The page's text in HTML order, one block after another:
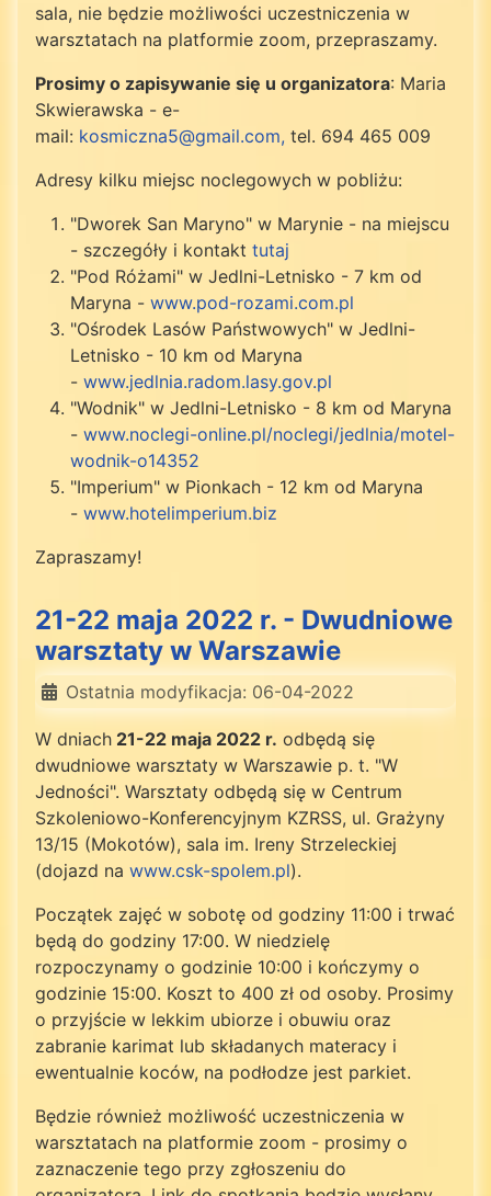
sala, nie będzie możliwości uczestniczenia w
warsztatach na platformie zoom, przepraszamy.
Prosimy o zapisywanie się u organizatora: Maria
Skwierawska - e-
mail: kosmiczna5@gmail.com, tel. 694 465 009
Adresy kilku miejsc noclegowych w pobliżu:
"Dworek San Maryno" w Marynie - na miejscu
- szczegóły i kontakt tutaj
"Pod Różami" w Jedlni-Letnisko - 7 km od
Maryna - www.pod-rozami.com.pl
"Ośrodek Lasów Państwowych" w Jedlni-
Letnisko - 10 km od Maryna
- www.jedlnia.radom.lasy.gov.pl
"Wodnik" w Jedlni-Letnisko - 8 km od Maryna
- www.noclegi-online.pl/noclegi/jedlnia/motel-
wodnik-o14352
"Imperium" w Pionkach - 12 km od Maryna
- www.hotelimperium.biz
Zapraszamy!
21-22 maja 2022 r. - Dwudniowe
warsztaty w Warszawie
Ostatnia modyfikacja: 06-04-2022
W dniach 21-22 maja 2022 r. odbędą się
dwudniowe warsztaty w Warszawie p. t. "W
Jedności". Warsztaty odbędą się w Centrum
Szkoleniowo-Konferencyjnym KZRSS, ul. Grażyny
13/15 (Mokotów), sala im. Ireny Strzeleckiej
(dojazd na www.csk-spolem.pl).
Początek zajęć w sobotę od godziny 11:00 i trwać
będą do godziny 17:00. W niedzielę
rozpoczynamy o godzinie 10:00 i kończymy o
godzinie 15:00. Koszt to 400 zł od osoby. Prosimy
o przyjście w lekkim ubiorze i obuwiu oraz
zabranie karimat lub składanych materacy i
ewentualnie koców, na podłodze jest parkiet.
Będzie również możliwość uczestniczenia w
warsztatach na platformie zoom - prosimy o
zaznaczenie tego przy zgłoszeniu do